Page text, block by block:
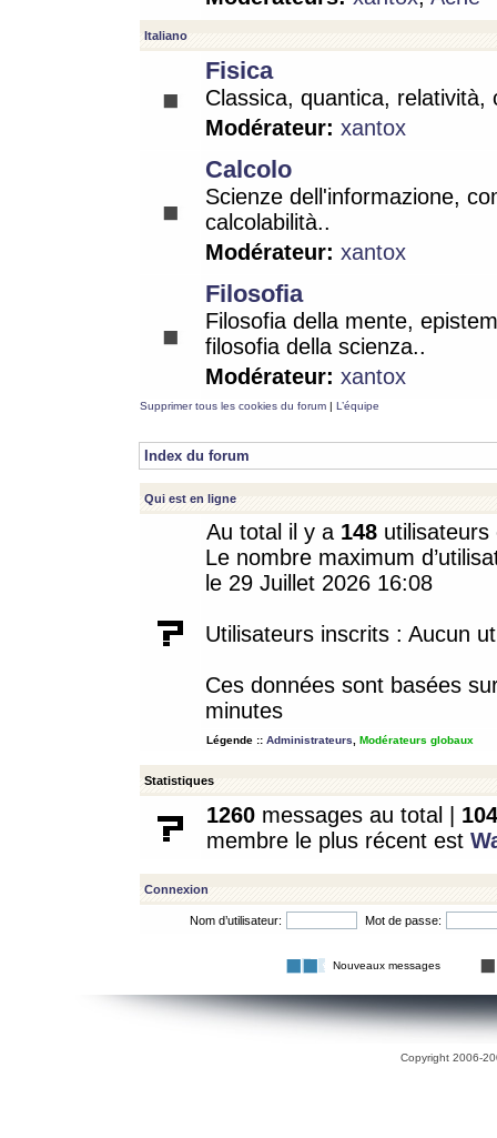
Italiano
Fisica
Classica, quantica, relatività,
Modérateur: xantox
Calcolo
Scienze dell'informazione,
calcolabilità..
Modérateur: xantox
Filosofia
Filosofia della mente,
filosofia della scienza..
Modérateur: xantox
Supprimer tous les cookies du forum | L’équipe
Index du forum
Qui est en ligne
Au total il y a 148
Le nombre maximum
le 29 Juillet 2026 16:08
Utilisateurs inscrits : Aucun
Ces données sont basées
minutes
Légende :: Administrateurs Modérateurs globaux
Statistiques
1260 messages au total | 104
membre le plus récent est
Connexion
Nom d’utilisateur: Mot de passe:
Nouveaux messages
Copyright 2006-